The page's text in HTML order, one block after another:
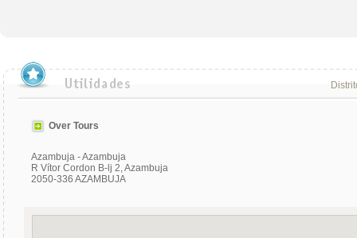
Over Tours
Azambuja - Azambuja
R Vítor Cordon B-lj 2, Azambuja
2050-336 AZAMBUJA